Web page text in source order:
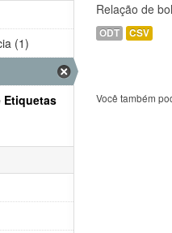
Relação de
ODT CSV
Você também
(1)
Etiquetas